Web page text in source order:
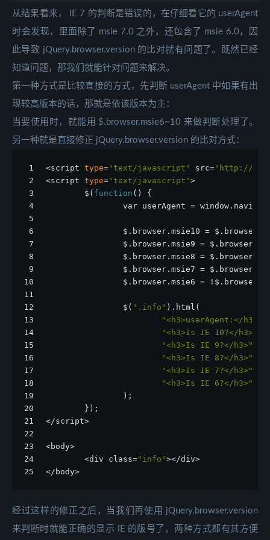
从结果看来， IE 7 的判断是错误的，在仔细看它的 userAgent
时会发现，里面除了 msie 7.0 之外，还包含了 msie 6.0，因
此导致 jQuery.browser.version 的比对就有问题了。既然已经
知道问题，那我们就能针对问题来解决。
第一种方式是比较直接的方式，先判断 userAgent 中如果有出
现较高版本的话，那就是依该版本为主：
当要使用时，就能用 $.browser.msie6~10 来做判断处理了。
另一种就是直接修正 jQuery.browser.version 的比对方式：
1
2
3
4
5
6
7
8
9
10
11
12
13
14
15
16
17
18
19
20
21
22
23
24
25
<script type="text/javascript" src="http://
<script type="text/javascript">
        $(
function () {
var userAgent =
$.browser.msie10 =
$.browser.msie9 =
$.browser.msie8 =
$.browser.msie7 =
$.browser.msie6 =
                $(
".info" ).html(
"<h3>userAgent:</h3>"
"<h3>Is IE 10?</h3>"
"<h3>Is IE 9?</h3>"
"<h3>Is IE 8?</h3>"
"<h3>Is IE 7?</h3>"
"<h3>Is IE 6?</h3>"
                );
        });
</script>
<body>
        <div class=
"info"></div>
</body>
经过这样的修正之后，当我们再使用 jQuery.browser.version
来判断时就能正确的显示 IE 的版号了。两种方式都有其方便